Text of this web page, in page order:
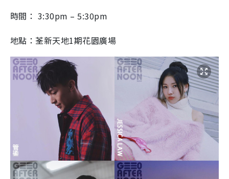
時間： 3:30pm – 5:30pm
地點：荃新天地1期花園廣場